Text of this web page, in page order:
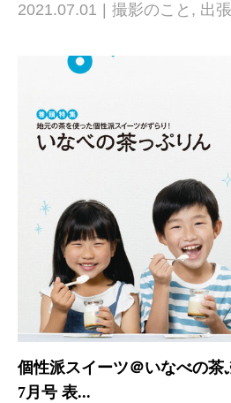
2021.07.01 撮影のこと , 出
個性派スイーツ＠いなべの茶
7月号 表...